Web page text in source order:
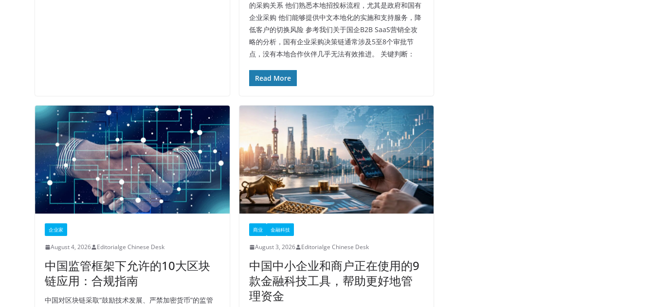
的采购关系 他们熟悉本地招投标流程，尤其是政府和国有
企业采购 他们能够提供中文本地化的实施和支持服务，降
低客户的切换风险 参考我们关于国企B2B SaaS营销全攻
略的分析，国有企业采购决策链通常涉及5至8个审批节
点，没有本地合作伙伴几乎无法有效推进。 关键判断：
Read More
企业家
August 4, 2026 Editorialge Chinese Desk
中国监管框架下允许的10大区块
链应用：合规指南
中国对区块链采取“鼓励技术发展、严禁加密货币”的监管
商业 金融科技
August 3, 2026 Editorialge Chinese Desk
中国中小企业和商户正在使用的9
款金融科技工具，帮助更好地管
理资金